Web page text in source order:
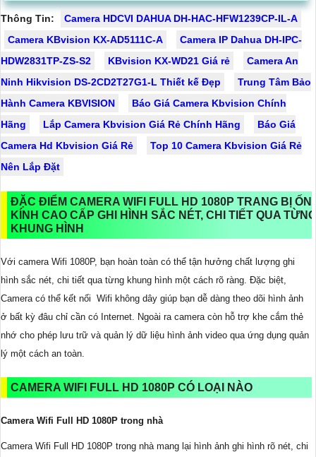
Thông Tin:
Camera HDCVI DAHUA DH-HAC-HFW1239CP-IL-A
Camera KBvision KX-AD5111C-A
Camera IP Dahua DH-IPC-
HDW2831TP-ZS-S2
KBvision KX-WD21 Giá rẻ
Camera An
Ninh Hikvision DS-2CD2T27G1-L Thiết kế Đẹp
Trung Tâm Bảo
Hành Camera KBVISION
Báo Giá Camera Kbvision Chính
Hãng
Lắp Camera Kbvision Giá Rẻ Chính Hãng
Báo Giá
Camera Hd Kbvision Giá Rẻ
Top 10 Camera Kbvision Giá Rẻ
Nên Lắp Đặt
ĐẶC ĐIỂM CAMERA WIFI FULL HD 1080P TRANG BỊ
KÍNH CAO CẤP GHI HÌNH SẮC NÉT, CHI TIẾT QUA TỪNG
KHUNG HÌNH
Với camera Wifi 1080P, bạn hoàn toàn có thể tận hưởng chất lượng ghi
hình sắc nét, chi tiết qua từng khung hình một cách rõ ràng. Đặc biệt,
Camera có thể kết nối Wifi không dây giúp bạn dễ dàng theo dõi hình ảnh
ở bất kỳ đâu chỉ cần có Internet. Ngoài ra camera còn hỗ trợ khe cắm thẻ
nhớ cho phép lưu trữ và quản lý dữ liệu hình ảnh video qua ứng dụng quản
lý một cách an toàn.
CAMERA WIFI FULL HD 1080P CÓ LOẠI NÀO
Camera Wifi Full HD 1080P trong nhà
Camera Wifi Full HD 1080P trong nhà mang lại hình ảnh ghi hình rõ nét, chi